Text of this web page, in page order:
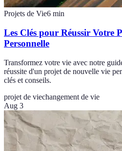
Projets de Vie6 min
Les Clés pour Réussir Votre
Personnelle
Transformez votre vie avec notre
réussite d'un projet de nouvelle vie
clés et conseils.
projet de viechangement de vie
Aug 3